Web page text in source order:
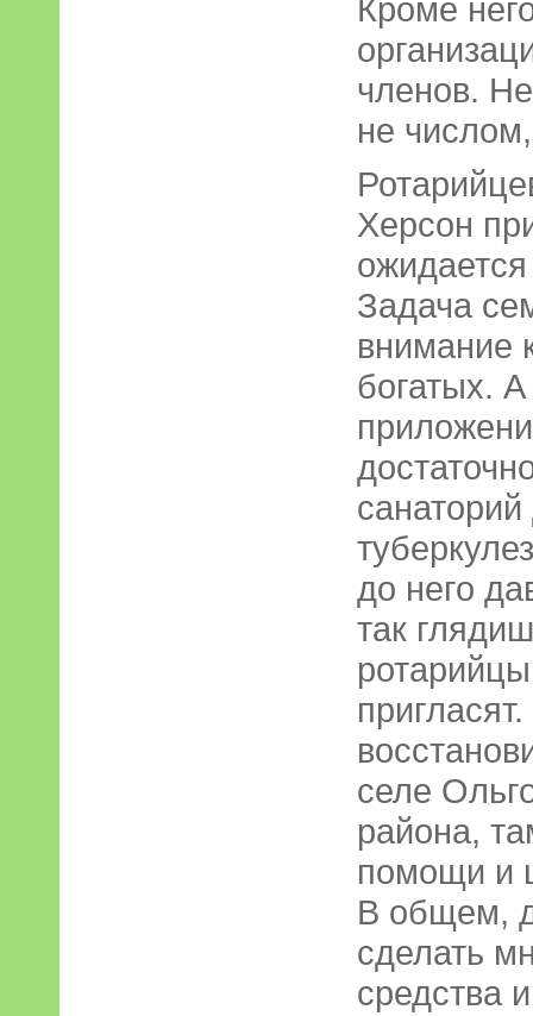
Кроме
членов.
не
Херсон
Задача
внимание
богатых.
до него
так
селе
района,
помощи и
В общем,
сделать
средства